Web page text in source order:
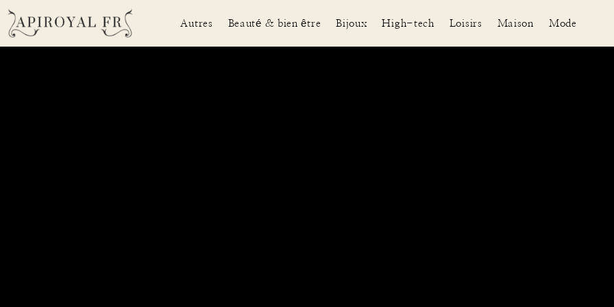
Autres Beauté & bien être Bijoux High-tech Loisirs Maison Mode